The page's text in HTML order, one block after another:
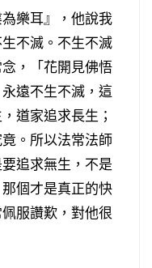
樂耳』，他說我
不滅。不生不滅
，「花開見佛悟
遠不生不滅，這
道家追求長生；
。所以法常法師
追求無生，不是
個才是真正的快
服讚歎，對他很